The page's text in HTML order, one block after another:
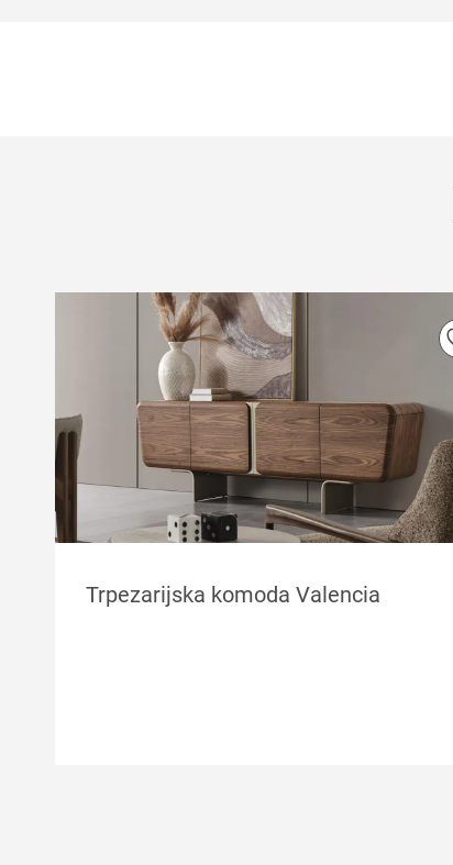
Trpezarijska komoda Valencia